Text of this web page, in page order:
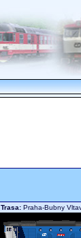
Trasa: Praha-Bubny